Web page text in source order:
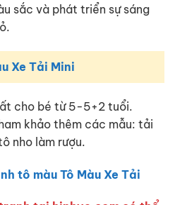
sắc và phát triển sự sáng
Xe Tải Mini
cho bé từ 5-5+2 tuổi.
khảo thêm các mẫu: tải
nho làm rượu.
tô màu Tô Màu Xe Tải